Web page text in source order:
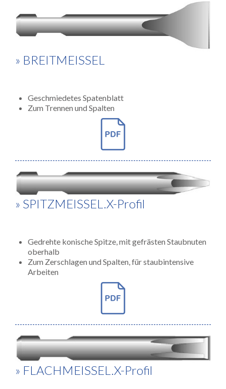
» BREITMEISSEL
Geschmiedetes Spatenblatt
Zum Trennen und Spalten
» SPITZMEISSEL.X-Profil
Gedrehte konische Spitze, mit gefrästen Staubnuten
oberhalb
Zum Zerschlagen und Spalten, für staubintensive
Arbeiten
» FLACHMEISSEL.X-Profil